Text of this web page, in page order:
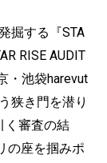
掘する『STA
RISE AUDIT
・池袋harevut
狭き門を潜り
く審査の結
の座を掴みポ